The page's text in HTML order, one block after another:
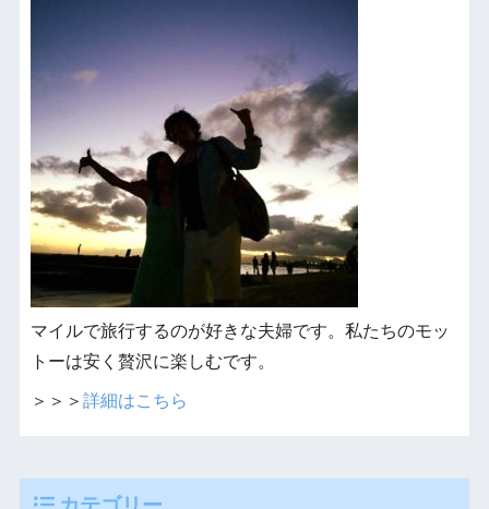
マイルで旅行するのが好きな夫婦です。私たちのモッ
トーは安く贅沢に楽しむです。
＞＞＞ 詳細はこちら